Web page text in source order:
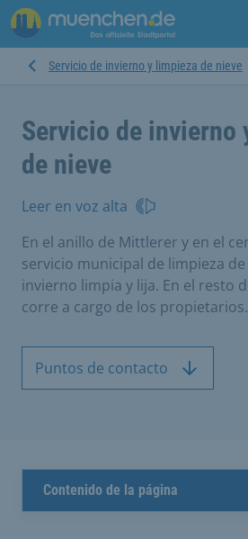
Servicio de invierno y limpieza de nieve
Servicio de invierno
de nieve
Leer en voz alta
En el anillo de Mittlerer y en el
servicio municipal de limpieza
invierno limpia y lija. En el resto
corre a cargo de los propietarios.
Puntos de contacto
Contenido de la página